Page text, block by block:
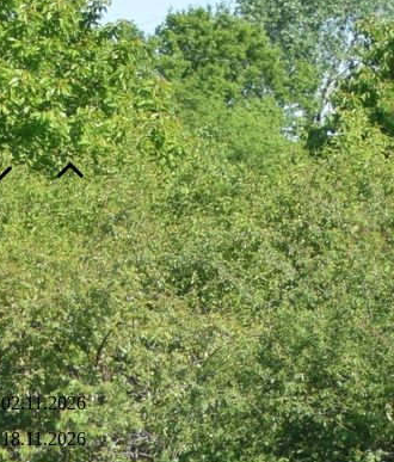
02.11.2026
18.11.2026